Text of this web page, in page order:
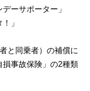
ーサポーター」
」
と同乗者）の補償に
損事故保険」の2種類